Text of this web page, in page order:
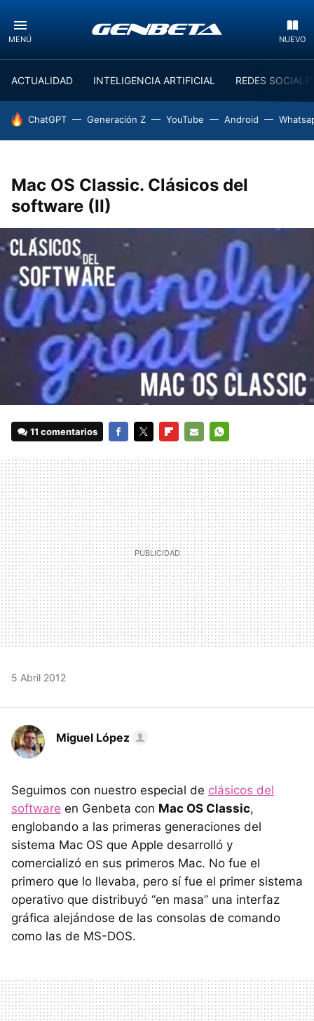
MENÚ NUEVO
ACTUALIDAD INTELIGENCIA ARTIFICIAL REDES
HOY SE HABLA DE
ChatGPT Generación Z YouTube Android
Mac OS Classic. Clásicos del
software (II)
11 comentarios
MAIL
5 Abril 2012
Miguel López
Seguimos con nuestro especial de clásicos del
software en Genbeta con Mac OS Classic,
englobando a las primeras generaciones del
sistema Mac OS que Apple desarrolló y
comercializó en sus primeros Mac. No fue el
primero que lo llevaba, pero sí fue el primer sistema
operativo que distribuyó “en masa” una interfaz
gráfica alejándose de las consolas de comando
como las de MS-DOS.